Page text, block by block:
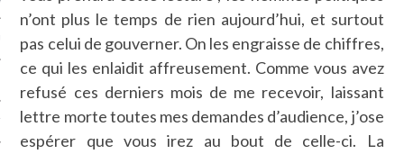
n’ont plus le temps de rien aujourd’hui, et surtout
pas celui de gouverner. On les engraisse de chiffres,
ce qui les enlaidit affreusement. Comme vous avez
refusé ces derniers mois de me recevoir, laissant
lettre morte toutes mes demandes d’audience, j’ose
espérer que vous irez au bout de celle-ci. La